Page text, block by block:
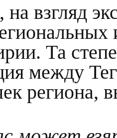
взгляд
Та
между
региона,